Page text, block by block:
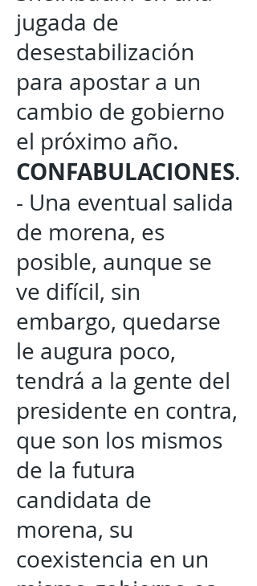
jugada de
desestabilización
para apostar a un
cambio de gobierno
el próximo año.
CONFABULACIONES.
- Una eventual salida
de morena, es
posible, aunque se
ve difícil, sin
embargo, quedarse
le augura poco,
tendrá a la gente del
presidente en contra,
que son los mismos
de la futura
candidata de
morena, su
coexistencia en un